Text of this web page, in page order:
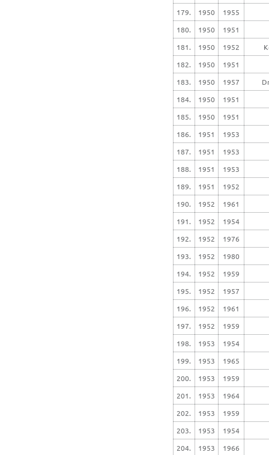
179.
1950
1955
180.
1950
1951
181.
1950 1952
182.
1950
1951
183.
1950 1957
184.
1950
1951
185.
1950
1951
186.
1951
1953
187.
1951
1953
188.
1951
1953
189.
1951
1952
190.
1952
1961
191.
1952
1954
192.
1952
1976
193.
1952
1980
194.
1952
1959
195.
1952
1957
196.
1952
1961
197.
1952
1959
198.
1953
1954
199.
1953
1965
200.
1953
1959
201.
1953
1964
202.
1953
1959
203.
1953
1954
204.
1953 1966